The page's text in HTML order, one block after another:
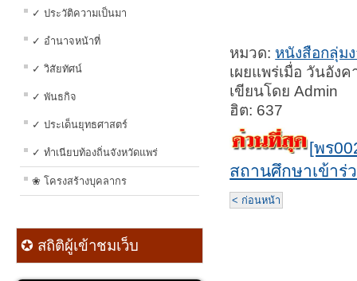
✓ ประวัติความเป็นมา
✓ อำนาจหน้าที่
✓ วิสัยทัศน์
✓ พันธกิจ
✓ ประเด็นยุทธศาสตร์
✓ ทำเนียบท้องถิ่นจังหวัดแพร่
❀ โครงสร้างบุคลากร
✪ สถิติผู้เข้าชมเว็บ
หมวด: หนังสือกลุ่ม
เผยแพร่เมื่อ วันอัง
เขียนโดย Admin
ฮิต: 637
[พร
สถานศึกษาเข้าร่
< ก่อนหน้า